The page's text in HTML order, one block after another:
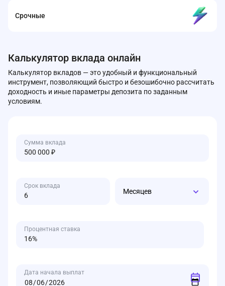
Срочные
Калькулятор вклада онлайн
Калькулятор вкладов — это удобный и функциональный
инструмент, позволяющий быстро и безошибочно рассчитать
доходность и иные параметры депозита по заданным
условиям.
Сумма вклада
Срок вклада
Месяцев
Процентная ставка
Дата начала выплат